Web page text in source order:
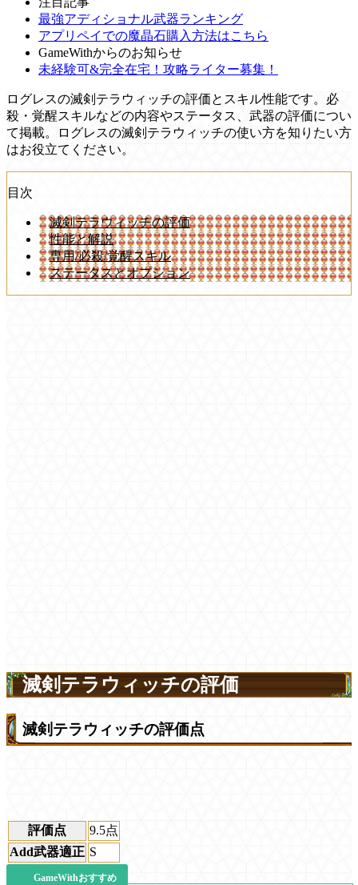
最強アディショナル武器ランキング
アプリペイでの魔晶石購入方法はこちら
GameWithからのお知らせ
未経験可&完全在宅！攻略ライター募集！
ログレスの滅剣テラウィッチの評価とスキル性能です。必
殺・覚醒スキルなどの内容やステータス、武器の評価につい
て掲載。ログレスの滅剣テラウィッチの使い方を知りたい方
はお役立てください。
目次
滅剣テラウィッチの評価
性能と解説
専用/必殺/覚醒スキル
ステータスとオプション
滅剣テラウィッチの評価
滅剣テラウィッチの評価点
評価点 9.5点
Add武器適正 S
GameWithおすすめ